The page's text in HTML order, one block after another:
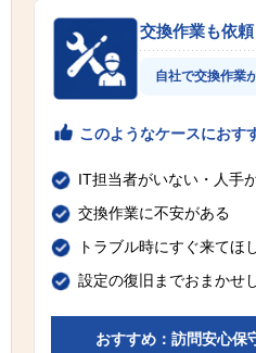
交換作業も依
自社で交換作業
このようなケースにおす
IT担当者がいない・人手
交換作業に不安がある
トラブル時にすぐ来てほ
設定の復旧までおまかせ
おすすめ：訪問安心保